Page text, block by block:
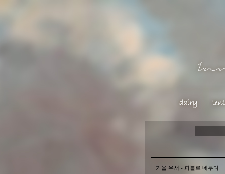
가을 유서 - 파블로 네루다